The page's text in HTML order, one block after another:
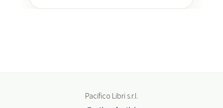
Pacifico Libri s.r.l.